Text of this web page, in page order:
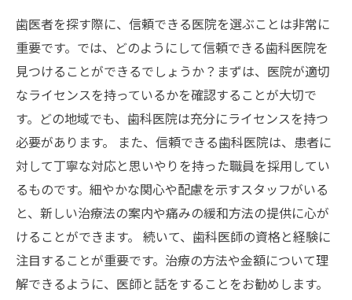
歯医者を探す際に、信頼できる医院を選ぶことは非常に
重要です。では、どのようにして信頼できる歯科医院を
見つけることができるでしょうか？まずは、医院が適切
なライセンスを持っているかを確認することが大切で
す。どの地域でも、歯科医院は充分にライセンスを持つ
必要があります。 また、信頼できる歯科医院は、患者に
対して丁寧な対応と思いやりを持った職員を採用してい
るものです。細やかな関心や配慮を示すスタッフがいる
と、新しい治療法の案内や痛みの緩和方法の提供に心が
けることができます。 続いて、歯科医師の資格と経験に
注目することが重要です。治療の方法や金額について理
解できるように、医師と話をすることをお勧めします。